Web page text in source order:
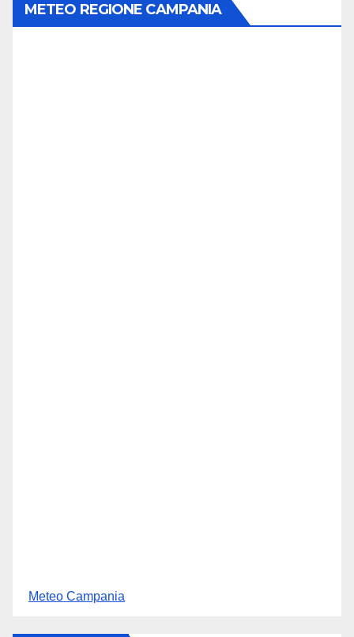
METEO REGIONE CAMPANIA
Meteo Campania